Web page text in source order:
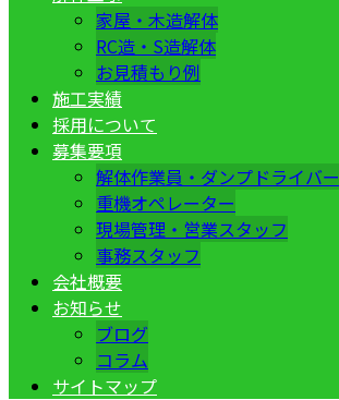
家屋・木造解体
RC造・S造解体
お見積もり例
施工実績
採用について
募集要項
解体作業員・ダンプドライバー
重機オペレーター
現場管理・営業スタッフ
事務スタッフ
会社概要
お知らせ
ブログ
コラム
サイトマップ